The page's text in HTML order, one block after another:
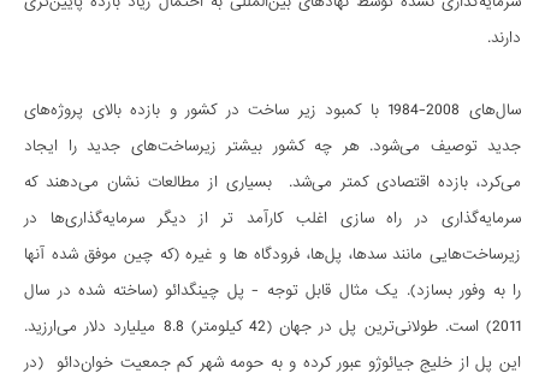
دارند.
سال‌های 2008-1984 با کمبود زیر ساخت در کشور و بازده بالای پروژه‌های
جدید توصیف می‌شود. هر چه کشور بیشتر زیرساخت‌های جدید را ایجاد
می‌کرد، بازده اقتصادی کمتر می‌شد. بسیاری از مطالعات نشان می‌دهند که
سرمایه‌گذاری در راه سازی اغلب کارآمد تر از دیگر سرمایه‌گذاری‌ها در
زیرساخت‌هایی مانند سدها، پل‌ها، فرودگاه ها و غیره (که چین موفق شده آنها
را به وفور بسازد). یک مثال قابل توجه - پل چینگدائو (ساخته شده در سال
2011) است. طولانی‌ترین پل در جهان (42 کیلومتر) 8.8 میلیارد دلار می‌ارزید.
این پل از خلیج جیائوژو عبور کرده و به حومه شهر کم جمعیت خوان‌دائو (در